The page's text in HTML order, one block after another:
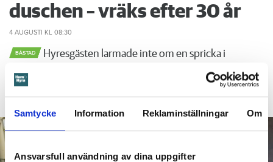
Samtycke Information Reklaminställningar Om
Ansvarsfull användning av dina uppgifter
duschen – vräks efter 30 år
4 AUGUSTI KL 08:30
BÅSTAD
Hyresgästen larmade inte om en spricka i
duschen som medförde en omfattande vattenskada. Nu
måste han lämna lägenheten efter drygt 30 år men får
längre tid på sig att flytta efter att domen överklagats.